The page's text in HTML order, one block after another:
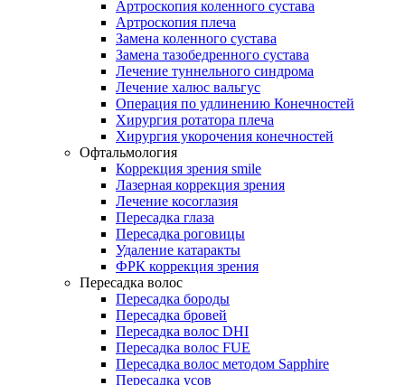
Артроскопия коленного сустава
Артроскопия плеча
Замена коленного сустава
Замена тазобедренного сустава
Лечение туннельного синдрома
Лечение халюс вальгус
Операция по удлинению Конечностей
Хирургия ротатора плеча
Хирургия укорочения конечностей
Офтальмология
Коррекция зрения smile
Лазерная коррекция зрения
Лечение косоглазия
Пересадка глаза
Пересадка роговицы
Удаление катаракты
ФРК коррекция зрения
Пересадка волос
Пересадка бороды
Пересадка бровей
Пересадка волос DHI
Пересадка волос FUE
Пересадка волос методом Sapphire
Пересадка усов